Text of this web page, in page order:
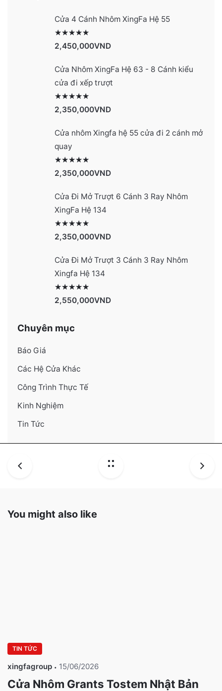
Cửa 4 Cánh Nhôm XingFa Hệ 55
2,450,000VND
Cửa Nhôm XingFa Hệ 63 - 8 Cánh kiểu
cửa đi xếp trượt
2,350,000VND
Cửa nhôm Xingfa hệ 55 cửa đi 2 cánh mở
quay
2,350,000VND
Cửa Đi Mở Trượt 6 Cánh 3 Ray Nhôm
XingFa Hệ 134
2,350,000VND
Cửa Đi Mở Trượt 3 Cánh 3 Ray Nhôm
Xingfa Hệ 134
2,550,000VND
Chuyên mục
Báo Giá
Các Hệ Cửa Khác
Công Trình Thực Tế
Kinh Nghiệm
Tin Tức
You might also like
TIN TỨC
xingfagroup 15/06/2026
Cửa Nhôm Grants Tostem Nhật Bản